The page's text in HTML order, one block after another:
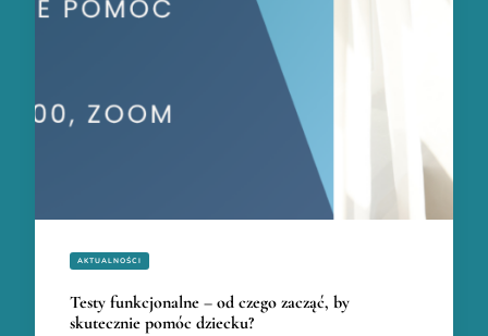
AKTUALNOŚCI
Testy funkcjonalne – od czego zacząć, by
skutecznie pomóc dziecku?